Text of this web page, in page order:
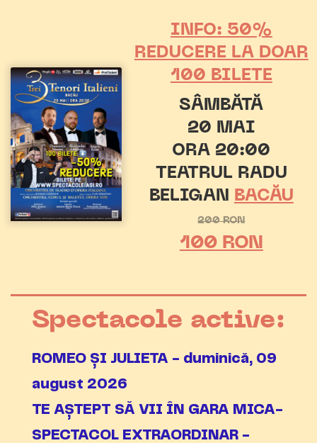
INFO: 50%
REDUCERE LA DOAR
100 BILETE
SÂMBĂTĂ
20 MAI
ORA 20:00
TEATRUL RADU
BELIGAN
BACĂU
200 RON
100 RON
Spectacole active:
ROMEO ȘI JULIETA - duminică, 09
august 2026
TE AȘTEPT SĂ VII ÎN GARA MICA-
SPECTACOL EXTRAORDINAR -